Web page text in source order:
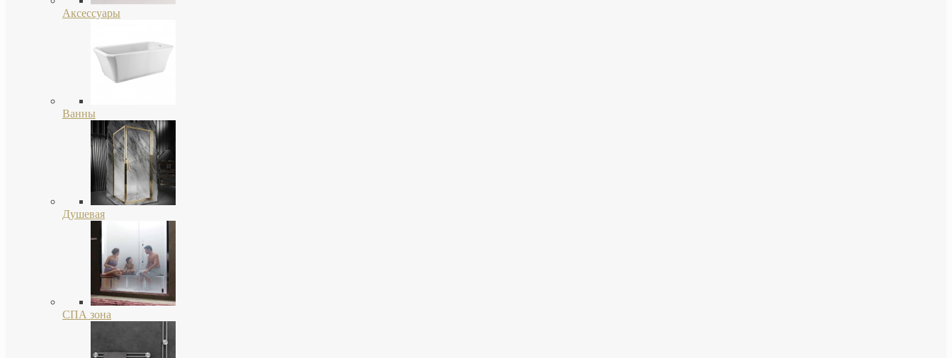
Аксессуары
Ванны
Душевая
СПА зона